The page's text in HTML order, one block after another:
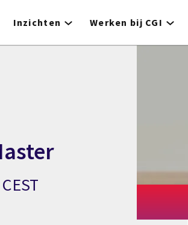
Inzichten Werken bij CGI